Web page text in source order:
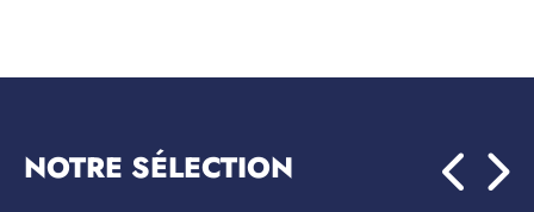
NOTRE SÉLECTION